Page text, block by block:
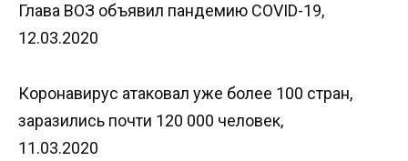
Глава ВОЗ объявил пандемию COVID-19,
12.03.2020
Коронавирус атаковал уже более 100 стран,
заразились почти 120 000 человек,
11.03.2020